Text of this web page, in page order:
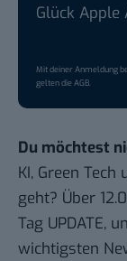
Glück Apple
Mit deiner Anmeldung
gelten dieAGB.
Du möchtest
KI, Green
geht? Über
Tag UPDATE,
wichtigsten